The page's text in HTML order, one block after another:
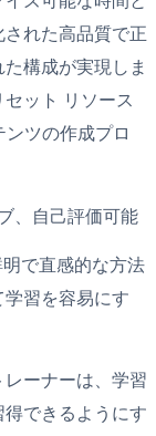
れた高品質で正
構成が実現しま
ット リソース
ツの作成プロ
、自己評価可能
明で直感的な方法
習を容易にす
ーナーは、学習
できるようにす